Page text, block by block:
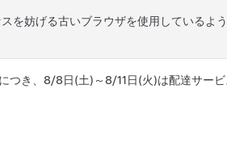
を妨げる古いブラウザを使用しているよ
つき、8/8日(土)～8/11日(火)は配達サー